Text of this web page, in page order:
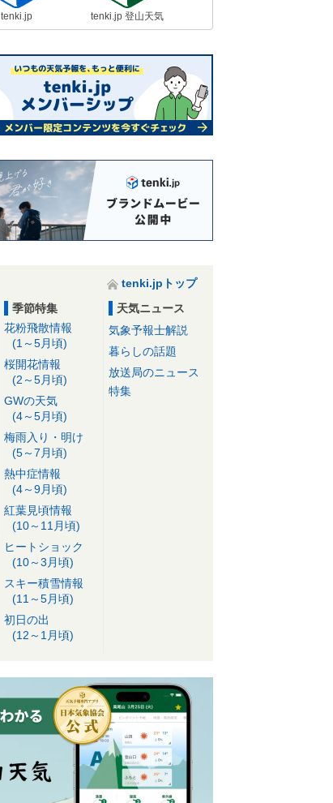
tenki.jp tenki.jp 登山天気
tenki.jpトップ
季節特集
花粉飛散情報
(1～5月頃)
桜開花情報
(2～5月頃)
GWの天気
(4～5月頃)
梅雨入り・明け
(5～7月頃)
熱中症情報
(4～9月頃)
紅葉見頃情報
(10～11月頃)
ヒートショック
(10～3月頃)
スキー積雪情報
(11～5月頃)
初日の出
(12～1月頃)
天気ニュース
気象予報士解説
暮らしの話題
放送局のニュース
特集